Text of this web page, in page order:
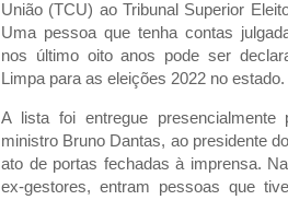
União (TCU) ao Tribunal Superior
Uma pessoa que tenha contas
nos último oito anos pode ser
Limpa para as eleições 2022 no estado.
A lista foi entregue presencialmente
ministro Bruno Dantas, ao presidente
ato de portas fechadas à imprensa.
ex-gestores, entram pessoas que